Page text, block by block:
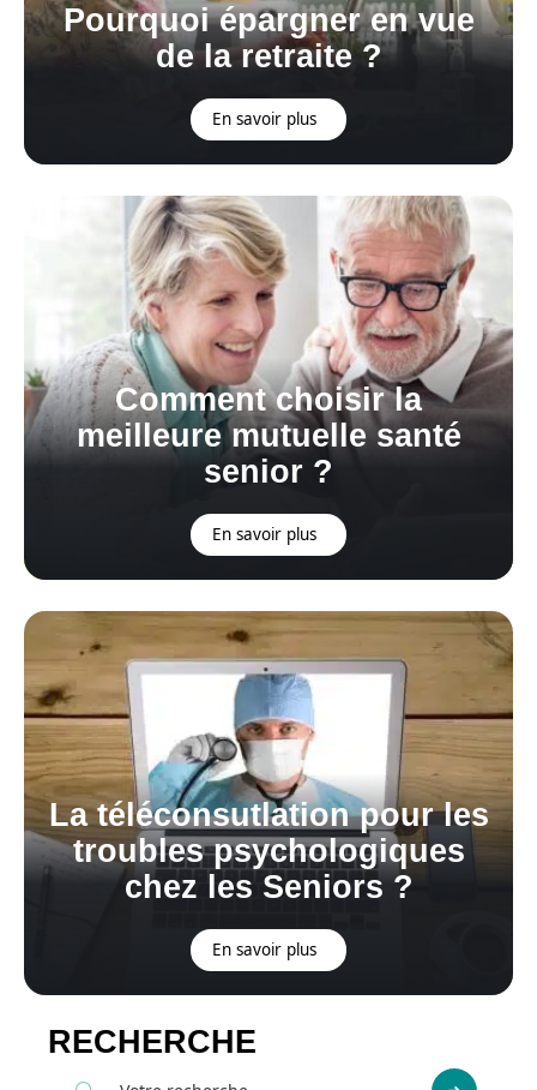
Pourquoi épargner en vue
de la retraite ?
En savoir plus
Comment choisir la
meilleure mutuelle santé
senior ?
En savoir plus
La téléconsutlation pour les
troubles psychologiques
chez les Seniors ?
En savoir plus
RECHERCHE